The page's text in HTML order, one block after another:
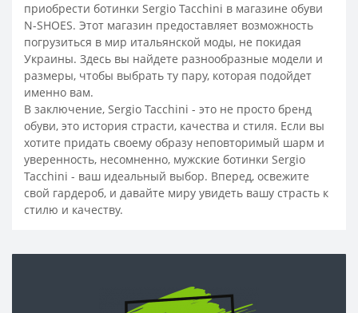
Мужские летние мокасины
Мужская обувь на лето
Мужская туфли на лето
Мокасины замшевые мужские
Лоферы мужские коричневые
Лоферы мужские кожаные
Лоферы мужские летние
Замшевые лоферы мужские
Мужская летняя обувь распродажа
Мужская обувь luxury-класса
приобрести ботинки Sergio Tacchini в магазине обуви
N-SHOES. Этот магазин предоставляет возможность
погрузиться в мир итальянской моды, не покидая
Украины. Здесь вы найдете разнообразные модели и
размеры, чтобы выбрать ту пару, которая подойдет
именно вам.
В заключение, Sergio Tacchini - это не просто бренд
обуви, это история страсти, качества и стиля. Если вы
хотите придать своему образу неповторимый шарм и
уверенность, несомненно, мужские ботинки Sergio
Tacchini - ваш идеальный выбор. Вперед, освежите
свой гардероб, и давайте миру увидеть вашу страсть к
стилю и качеству.